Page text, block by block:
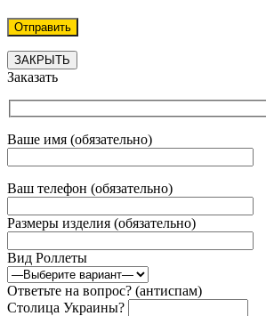
ЗАКРЫТЬ
Заказать
Ваше имя (обязательно)
Ваш телефон (обязательно)
Размеры изделия (обязательно)
Вид Роллеты
Ответьте на вопрос? (антиспам)
Столица Украины?